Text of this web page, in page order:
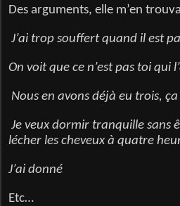
Des arguments, elle m’en
J’ai trop souffert quand il est
On voit que ce n’est pas toi qui
Nous en avons déjà eu trois,
Je veux dormir tranquille sans
lécher les cheveux à quatre
J’ai donné
Etc…